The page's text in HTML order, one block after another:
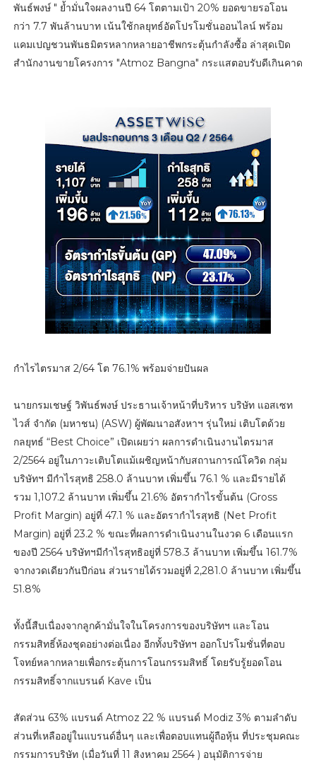
พันธ์พงษ์ " ย้ำมั่นใจผลงานปี 64 โตตามเป้า 20% ยอดขายรอโอน
กว่า 7.7 พันล้านบาท เน้นใช้กลยุทธ์อัดโปรโมชั่นออนไลน์ พร้อม
แคมเปญชวนพันธมิตรหลากหลายอาชีพกระตุ้นกำลังซื้อ ล่าสุดเปิด
สำนักงานขายโครงการ "Atmoz Bangna" กระแสตอบรับดีเกินคาด
กำไรไตรมาส 2/64 โต 76.1% พร้อมจ่ายปันผล
นายกรมเชษฐ์ วิพันธ์พงษ์ ประธานเจ้าหน้าที่บริหาร บริษัท แอสเซท
ไวส์ จำกัด (มหาชน) (ASW) ผู้พัฒนาอสังหาฯ รุ่นใหม่ เติบโตด้วย
กลยุทธ์ “Best Choice” เปิดเผยว่า ผลการดำเนินงานไตรมาส
2/2564 อยู่ในภาวะเติบโตแม้เผชิญหน้ากับสถานการณ์โควิด กลุ่ม
บริษัทฯ มีกำไรสุทธิ 258.0 ล้านบาท เพิ่มขึ้น 76.1 % และมีรายได้
รวม 1,107.2 ล้านบาท เพิ่มขึ้น 21.6% อัตรากำไรขั้นต้น (Gross
Profit Margin) อยู่ที่ 47.1 % และอัตรากำไรสุทธิ (Net Profit
Margin) อยู่ที่ 23.2 % ขณะที่ผลการดำเนินงานในงวด 6 เดือนแรก
ของปี 2564 บริษัทฯมีกำไรสุทธิอยู่ที่ 578.3 ล้านบาท เพิ่มขึ้น 161.7%
จากงวดเดียวกันปีก่อน ส่วนรายได้รวมอยู่ที่ 2,281.0 ล้านบาท เพิ่มขึ้น
51.8%
ทั้งนี้สืบเนื่องจากลูกค้ามั่นใจในโครงการของบริษัทฯ และโอน
กรรมสิทธิ์ห้องชุดอย่างต่อเนื่อง อีกทั้งบริษัทฯ ออกโปรโมชั่นที่ตอบ
โจทย์หลากหลายเพื่อกระตุ้นการโอนกรรมสิทธิ์ โดยรับรู้ยอดโอน
กรรมสิทธิ์จากแบรนด์ Kave เป็น
สัดส่วน 63% แบรนด์ Atmoz 22 % แบรนด์ Modiz 3% ตามลำดับ
ส่วนที่เหลืออยู่ในแบรนด์อื่นๆ และเพื่อตอบแทนผู้ถือหุ้น ที่ประชุมคณะ
กรรมการบริษัท (เมื่อวันที่ 11 สิงหาคม 2564 ) อนุมัติการจ่าย